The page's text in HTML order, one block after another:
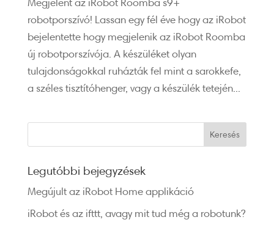
robotporszívó! Lassan egy fél éve hogy az iRobot
bejelentette hogy megjelenik az iRobot Roomba
új robotporszívója. A készüléket olyan
tulajdonságokkal ruházták fel mint a sarokkefe,
a széles tisztítóhenger, vagy a készülék tetején...
Legutóbbi bejegyzések
Megújult az iRobot Home applikáció
iRobot és az ifttt, avagy mit tud még a robotunk?